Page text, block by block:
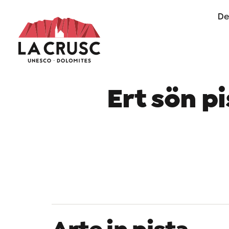
life in Alta Badia
Ert sön